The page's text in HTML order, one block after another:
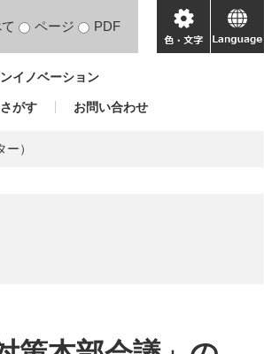
ページ PDF
色・
文
language
イノベーション
がす お問い合わせ
）